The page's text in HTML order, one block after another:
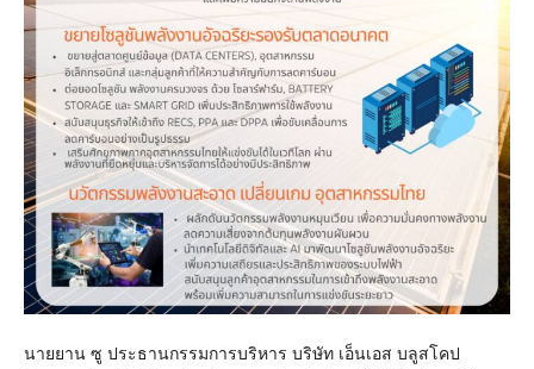
นายยาน ซู ประธานกรรมการบริหาร บริษัท เอ็นเอส บลูสโคป